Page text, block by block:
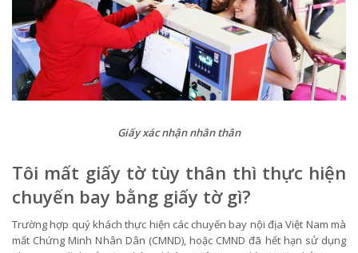
Giấy xác nhận nhân thân
Tôi mất giấy tờ tùy thân thì thực hiện
chuyến bay bằng giấy tờ gì?
Trường hợp quý khách thực hiện các chuyến bay nội địa Việt Nam mà
mất Chứng Minh Nhân Dân (CMND), hoặc CMND đã hết hạn sử dụng